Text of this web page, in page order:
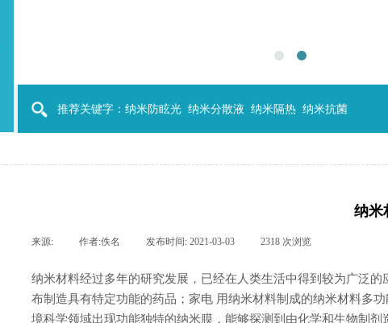
推荐关键字：纳米防眩光 纳米分散液 纳米隔热 纳米抗菌
纳米
来源: 作者:佚名 发布时间: 2021-03-03 2318 次浏览
纳米材料经过多年的研究发展，已经在人类生活中得到较为广泛
布制造具有特定功能的药品；家电 用纳米材料制成的纳米材料多
境科学领域出现功能独特的纳米膜，能够探测到由化学和生物制